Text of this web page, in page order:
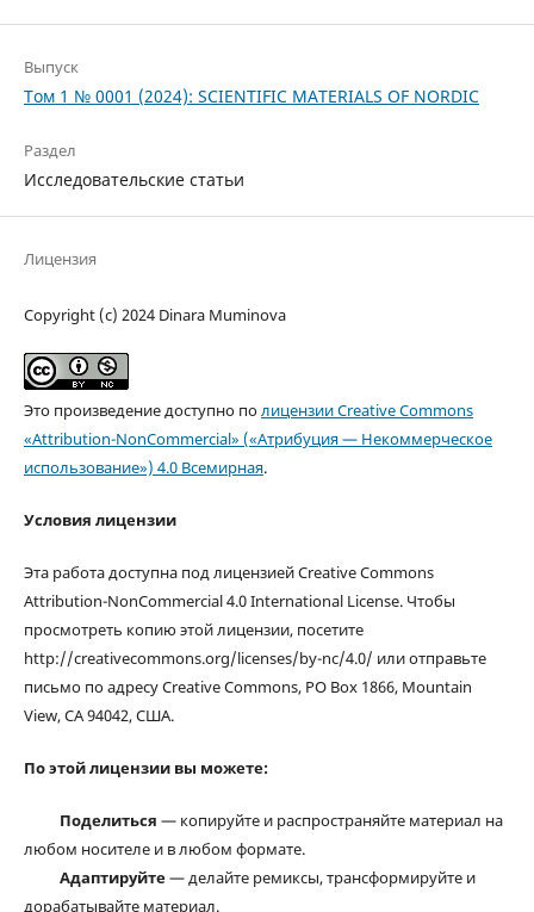
Выпуск
Том 1 № 0001 (2024): SCIENTIFIC MATERIALS OF NORDIC
Раздел
Исследовательские статьи
Лицензия
Copyright (c) 2024 Dinara Muminova
Это произведение доступно полицензии Creative Commons
«Attribution-NonCommercial» («Атрибуция — Некоммерческое
использование») 4.0 Всемирная.
Условия лицензии
Эта работа доступна под лицензией Creative Commons
Attribution-NonCommercial 4.0 International License. Чтобы
просмотреть копию этой лицензии, посетите
http://creativecommons.org/licenses/by-nc/4.0/ или отправьте
письмо по адресу Creative Commons, PO Box 1866, Mountain
View, CA 94042, США.
По этой лицензии вы можете:
Поделиться — копируйте и распространяйте материал на
любом носителе и в любом формате.
Адаптируйте— делайте ремиксы, трансформируйте и
дорабатывайте материал.